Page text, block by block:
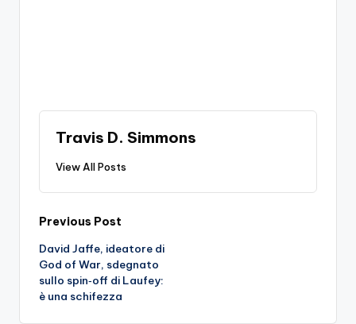
Travis D. Simmons
View All Posts
Post
navigation
Previous Post
David Jaffe, ideatore di
God of War, sdegnato
sullo spin‑off di Laufey:
è una schifezza